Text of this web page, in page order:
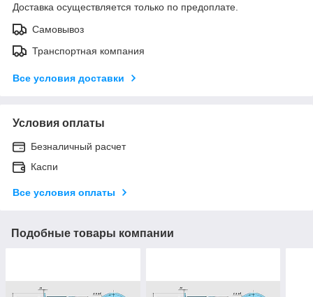
Доставка осуществляется только по предоплате.
Самовывоз
Транспортная компания
Все условия доставки
Условия оплаты
Безналичный расчет
Каспи
Все условия оплаты
Подобные товары компании